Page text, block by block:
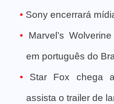
Sony encerrará
Marvel’s
em português do
Star Fox chega
assista o trailer de